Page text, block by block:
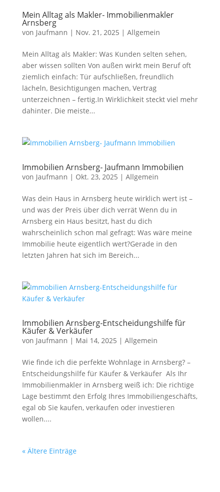
Mein Alltag als Makler- Immobilienmakler
Arnsberg
von Jaufmann | Nov. 21, 2025 | Allgemein
Mein Alltag als Makler: Was Kunden selten sehen,
aber wissen sollten Von außen wirkt mein Beruf oft
ziemlich einfach: Tür aufschließen, freundlich
lächeln, Besichtigungen machen, Vertrag
unterzeichnen – fertig.In Wirklichkeit steckt viel mehr
dahinter. Die meiste...
Immobilien Arnsberg- Jaufmann Immobilien
von Jaufmann | Okt. 23, 2025 | Allgemein
Was dein Haus in Arnsberg heute wirklich wert ist –
und was der Preis über dich verrät Wenn du in
Arnsberg ein Haus besitzt, hast du dich
wahrscheinlich schon mal gefragt: Was wäre meine
Immobilie heute eigentlich wert?Gerade in den
letzten Jahren hat sich im Bereich...
Immobilien Arnsberg-Entscheidungshilfe für
Käufer & Verkäufer
von Jaufmann | Mai 14, 2025 | Allgemein
Wie finde ich die perfekte Wohnlage in Arnsberg? –
Entscheidungshilfe für Käufer & Verkäufer Als Ihr
Immobilienmakler in Arnsberg weiß ich: Die richtige
Lage bestimmt den Erfolg Ihres Immobiliengeschäfts,
egal ob Sie kaufen, verkaufen oder investieren
wollen....
« Ältere Einträge